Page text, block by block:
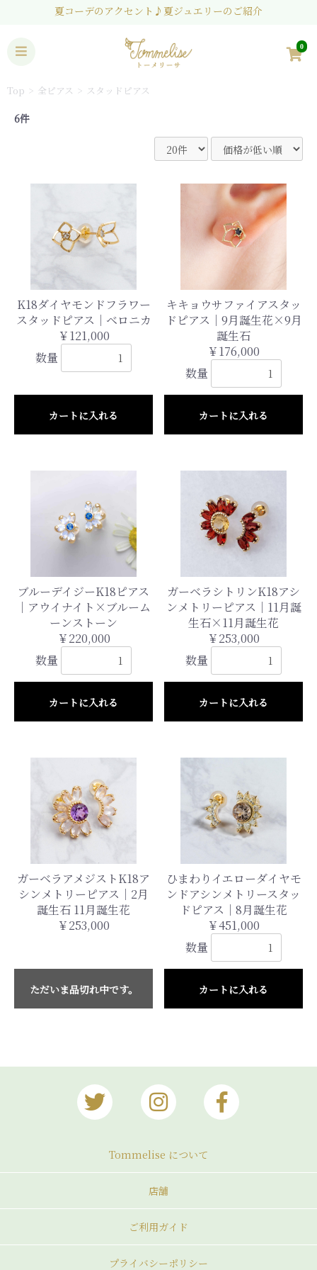
夏コーデのアクセント♪夏ジュエリーのご紹介
0
Top 全ピアス スタッドピアス
6件
K18ダイヤモンドフラワー
スタッドピアス｜ベロニカ
￥121,000
数量
カートに入れる
キキョウサファイアスタッ
ドピアス｜9月誕生花×9月
誕生石
￥176,000
数量
カートに入れる
ブルーデイジーK18ピアス
｜アウイナイト×ブルーム
ーンストーン
￥220,000
数量
カートに入れる
ガーベラシトリンK18アシ
ンメトリーピアス｜11月誕
生石×11月誕生花
￥253,000
数量
カートに入れる
ガーベラアメジストK18ア
シンメトリーピアス｜2月
誕生石 11月誕生花
￥253,000
ただいま品切れ中です。
ひまわりイエローダイヤモ
ンドアシンメトリースタッ
ドピアス｜8月誕生花
￥451,000
数量
カートに入れる
お買い物を続ける カートへ進む
Tommelise について
店舗
ご利用ガイド
プライバシーポリシー